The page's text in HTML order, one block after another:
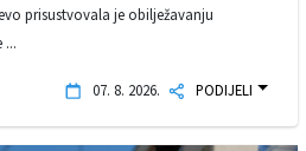
prisustvovala je obilježavanju
...
07. 8. 2026. PODIJELI